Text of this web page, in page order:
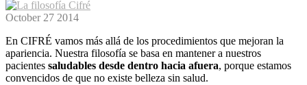
October 27 2014
En CIFRÉ vamos más allá de los procedimientos que mejoran la
apariencia. Nuestra filosofía se basa en mantener a nuestros
pacientes saludables desde dentro hacia afuera, porque estamos
convencidos de que no existe belleza sin salud.